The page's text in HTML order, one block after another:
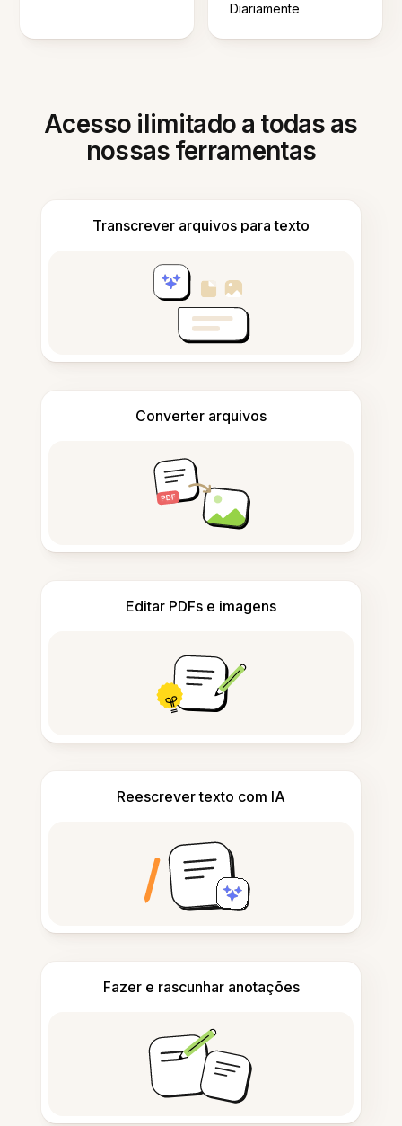
Diariamente
Acesso ilimitado a todas as
nossas ferramentas
Transcrever arquivos para texto
Converter arquivos
Editar PDFs e imagens
Reescrever texto com IA
Fazer e rascunhar anotações